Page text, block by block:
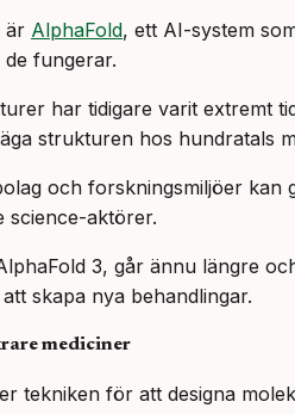
är AlphaFold, ett AI-system
fungerar.
har tidigare varit extremt
strukturen hos hundratals
och forskningsmiljöer
science-aktörer.
3, går ännu längre
skapa nya behandlingar.
mediciner
tekniken för att designa